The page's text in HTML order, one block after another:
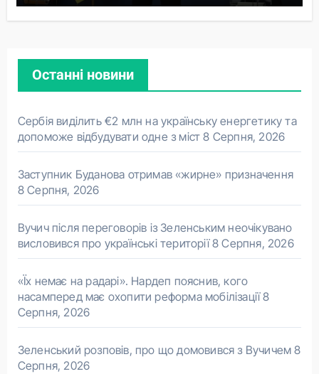
Останні новини
Сербія виділить €2 млн на українську енергетику та
допоможе відбудувати одне з міст 8 Серпня, 2026
Заступник Буданова отримав «жирне» призначення
8 Серпня, 2026
Вучич після переговорів із Зеленським неочікувано
висловився про українські території 8 Серпня, 2026
«Їх немає на радарі». Нардеп пояснив, кого
насамперед має охопити реформа мобілізації 8
Серпня, 2026
Зеленський розповів, про що домовився з Вучичем 8
Серпня, 2026